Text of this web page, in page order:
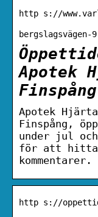
http s://
bergslagsvägen-9
Apotek
Apotek
Finspång,
under jul
för att hitta
kommentarer.
http s://